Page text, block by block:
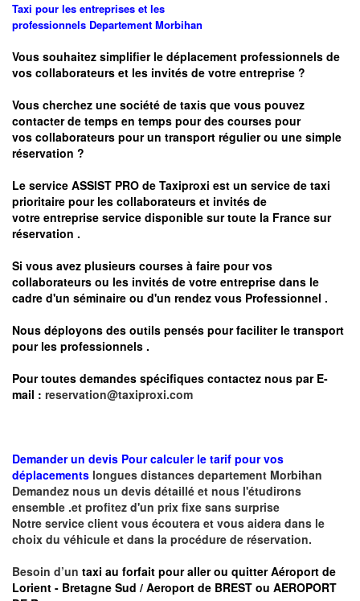
Taxi pour les entreprises et les
professionnels Departement Morbihan
Vous souhaitez simplifier le déplacement professionnels de
vos collaborateurs et les invités de votre entreprise ?
Vous cherchez une société de taxis que vous pouvez
contacter de temps en temps pour des courses pour
vos collaborateurs pour un transport régulierou une simple
réservation ?
Le service ASSIST PRO de Taxiproxi est un service de taxi
prioritaire pour les collaborateurs et invités de
votre entreprise service disponible sur toute la France sur
réservation .
Si vous avez plusieurs courses à faire pour vos
collaborateurs ou les invités de votre entreprise dans le
cadre d'un séminaire ou d'un rendez vous Professionnel .
Nous déployons des outils pensés pour faciliter le transport
pour les professionnels .
Pour toutes demandes spécifiques contactez nous par E-
mail : reservation@taxiproxi.com
Demander un devis Pour calculer le tarif pour vos
déplacements longues distances departement Morbihan
Demandez nous un devis détaillé et nous l'étudirons
ensemble .et profitez d'un prix fixe sans surprise
Notre service client vous écoutera et vous aidera dans le
choix du véhicule et dans la procédure de réservation.
Besoin d’un taxi au forfait pour aller ou quitter Aéroport de
Lorient - Bretagne Sud / Aeroport de BREST ou AEROPORT